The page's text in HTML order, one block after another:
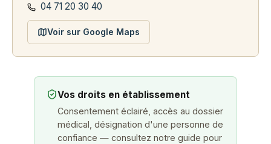
04 71 20 30 40
Voir sur Google Maps
Vos droits en établissement
Consentement éclairé, accès au dossier
médical, désignation d'une personne de
confiance — consultez notre guide pour